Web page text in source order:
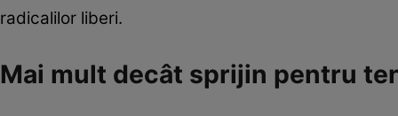
radicalilor liberi.
Mai mult decât sprijin pentru